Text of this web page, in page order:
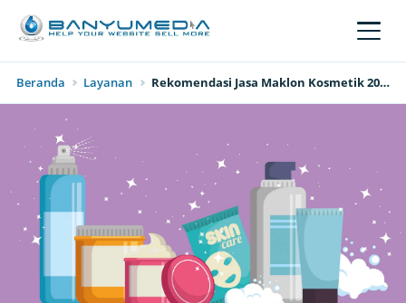
Beranda Layanan Rekomendasi Jasa Maklon Kosmetik 2021